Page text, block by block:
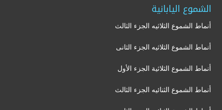
الشموع اليابانية
أنماط الشموع الثلاثيه الجزء الثالث
أنماط الشموع الثلاثيه الجزء الثانى
أنماط الشموع الثلاثية الجزء الأول
أنماط الشموع الثنائيه الجزء الثالث